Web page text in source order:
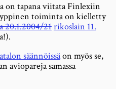
on tapana viitata Finlexiin
toiminta on kielletty
20.1.2004/21rikoslain 11.
säännöissäon myös se,
aviopareja samassa